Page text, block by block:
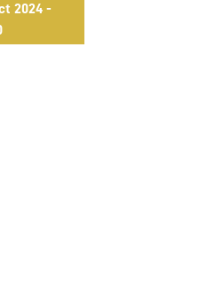
2024 -
la por!